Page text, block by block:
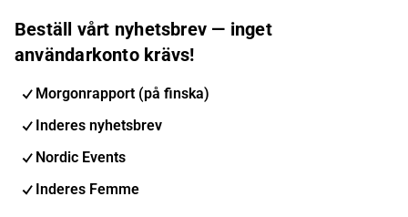
Beställ vårt nyhetsbrev — inget
användarkonto krävs!
Morgonrapport (på finska)
Inderes nyhetsbrev
Nordic Events
Inderes Femme